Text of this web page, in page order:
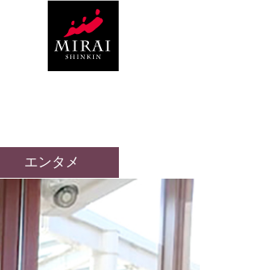
エンタメ